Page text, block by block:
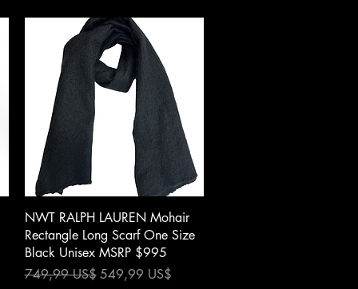
Xem nhanh
NWT RALPH LAUREN Mohair
Rectangle Long Scarf One Size
Black Unisex MSRP $995
Giá thông thường
749,99 US$ Giá bán rẻ
549,99 US$